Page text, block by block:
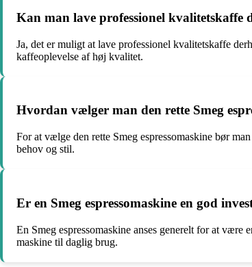
Kan man lave professionel kvalitetskaffe
Ja, det er muligt at lave professionel kvalitetskaffe
kaffeoplevelse af høj kvalitet.
Hvordan vælger man den rette Smeg
For at vælge den rette Smeg espressomaskine bør
behov og stil.
Er en Smeg espressomaskine en god
En Smeg espressomaskine anses generelt for at
maskine til daglig brug.